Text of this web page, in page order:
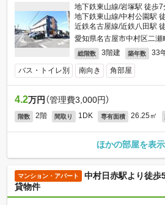
地下鉄東山線/岩塚駅 徒歩7
地下鉄東山線/中村公園駅
近鉄名古屋線/近鉄八田駅
愛知県名古屋市中村区二瀬
総階数 3階建 築年数 33
バス・トイレ別 南向き 角部屋
4.2万円 （管理費3,000円）
階数 2階 間取り 1DK 専有面積 26.25㎡
ほかの部屋を表示
マンション・アパート
中村日赤駅より徒歩
貸物件